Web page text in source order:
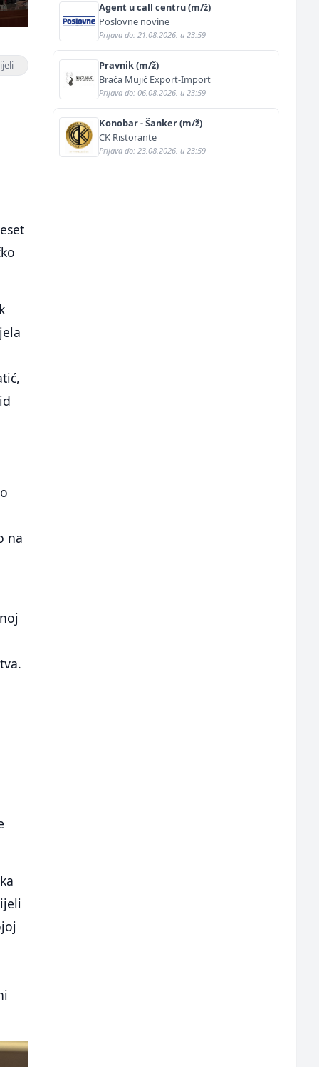
na
Agent u call centru (m/ž)
Poslovne novine
Prijava do: 21.08.2026. u 23:59
Pravnik (m/ž)
Braća Mujić Export-Import
Prijava do: 06.08.2026. u 23:59
Konobar - Šanker (m/ž)
CK Ristorante
Prijava do: 23.08.2026. u 23:59